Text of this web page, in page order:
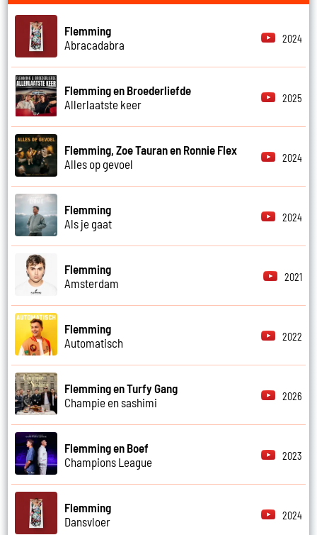
Flemming
Abracadabra
2024
Flemming en Broederliefde
Allerlaatste keer
2025
Flemming, Zoe Tauran en Ronnie Flex
Alles op gevoel
2024
Flemming
Als je gaat
2024
Flemming
Amsterdam
2021
Flemming
Automatisch
2022
Flemming en Turfy Gang
Champie en sashimi
2026
Flemming en Boef
Champions League
2023
Flemming
Dansvloer
2024